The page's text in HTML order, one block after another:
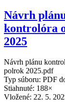
Návrh
kontrolóra
2025
Návrh plánu
polrok 2025.pdf
Typ súboru: PDF
Stiahnuté: 188×
Vložené: 22. 5.